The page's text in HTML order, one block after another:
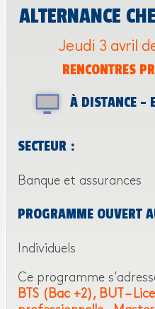
ALTERNANCE
Jeudi 3 avril
RENCONTRES
À DISTANCE -
SECTEUR :
Banque et assurances
PROGRAMME OUVERT
Individuels
Ce programme
BTS (Bac +2)
BUT –